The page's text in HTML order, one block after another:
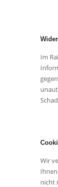
Im
Wir
nicht